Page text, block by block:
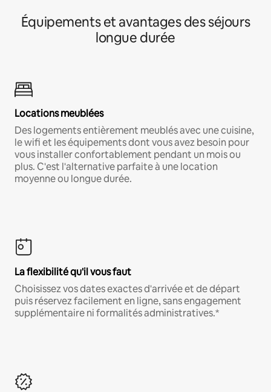
Équipements et avantages des séjours
longue durée
Locations meublées
Des logements entièrement meublés avec une cuisine,
le wifi et les équipements dont vous avez besoin pour
vous installer confortablement pendant un mois ou
plus. C'est l'alternative parfaite à une location
moyenne ou longue durée.
La flexibilité qu'il vous faut
Choisissez vos dates exactes d'arrivée et de départ
puis réservez facilement en ligne, sans engagement
supplémentaire ni formalités administratives.*